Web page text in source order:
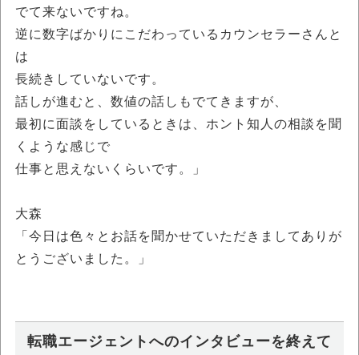
でて来ないですね。
逆に数字ばかりにこだわっているカウンセラーさんと
は
長続きしていないです。
話しが進むと、数値の話しもでてきますが、
最初に面談をしているときは、ホント知人の相談を聞
くような感じで
仕事と思えないくらいです。」
大森
「今日は色々とお話を聞かせていただきましてありが
とうございました。」
転職エージェントへのインタビューを終えて